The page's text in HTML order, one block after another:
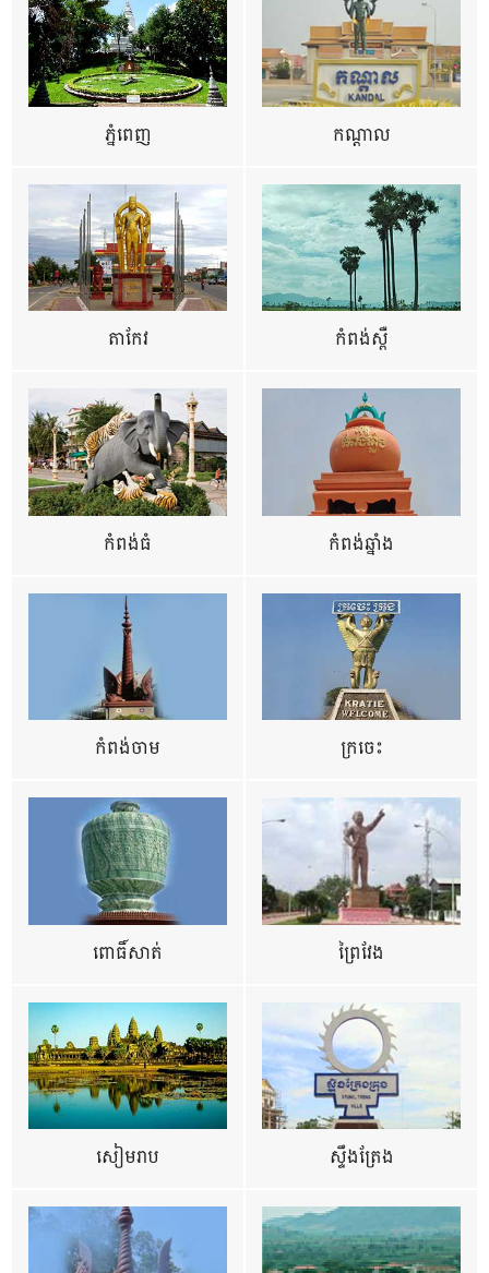
ភ្នំពេញ កណ្តាល
តាកែវ កំពង់ស្ពឺ
កំពង់ធំ កំពង់ឆ្នាំង
កំពង់ចាម ក្រចេះ
ពោធិ៍សាត់ ព្រៃវែង
សៀមរាប ស្ទឹងត្រែង